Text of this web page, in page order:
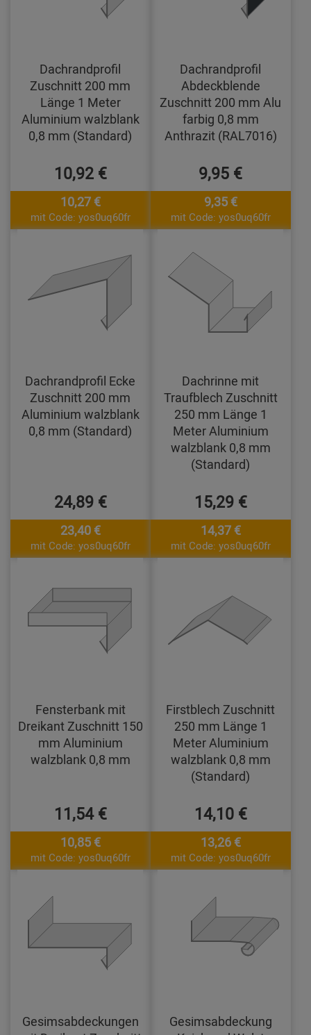
Dachrandprofil
Zuschnitt 200 mm
Länge 1 Meter
Aluminium walzblank
0,8 mm (Standard)
10,92 €
10,27 €
mit Code: yos0uq60fr
Dachrandprofil
Abdeckblende
Zuschnitt 200 mm Alu
farbig 0,8 mm
Anthrazit (RAL7016)
9,95 €
9,35 €
mit Code: yos0uq60fr
Dachrandprofil Ecke
Zuschnitt 200 mm
Aluminium walzblank
0,8 mm (Standard)
24,89 €
23,40 €
mit Code: yos0uq60fr
Dachrinne mit
Traufblech Zuschnitt
250 mm Länge 1
Meter Aluminium
walzblank 0,8 mm
(Standard)
15,29 €
14,37 €
mit Code: yos0uq60fr
Fensterbank mit
Dreikant Zuschnitt 150
mm Aluminium
walzblank 0,8 mm
11,54 €
10,85 €
mit Code: yos0uq60fr
Firstblech Zuschnitt
250 mm Länge 1
Meter Aluminium
walzblank 0,8 mm
(Standard)
14,10 €
13,26 €
mit Code: yos0uq60fr
Gesimsabdeckungen
Gesimsabdeckung